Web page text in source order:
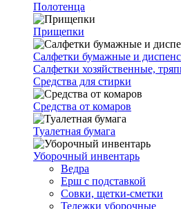
Полотенца
Прищепки
Салфетки бумажные и
Салфетки хозяйственные,
Средства для стирки
Средства от комаров
Туалетная бумага
Уборочный инвентарь
Ведра
Ерш с подставкой
Совки, щетки-сметки
Тележки уборочные